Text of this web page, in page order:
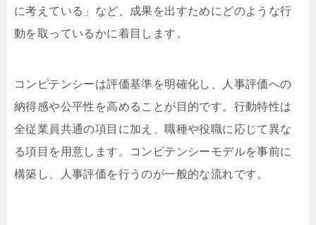
に考えている」など、成果を出すためにどのような行
動を取っているかに着目します。
コンピテンシーは評価基準を明確化し、人事評価への
納得感や公平性を高めることが目的です。行動特性は
全従業員共通の項目に加え、職種や役職に応じて異な
る項目を用意します。コンピテンシーモデルを事前に
構築し、人事評価を行うのが一般的な流れです。